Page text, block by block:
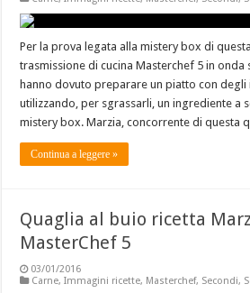
Per la prova legata alla mistery box di
trasmissione di cucina Masterchef 5 in onda
hanno dovuto preparare un piatto con
utilizzando, per sgrassarli, un ingrediente a
mistery box. Marzia, concorrente di questa
Continua a leggere »
Quaglia al buio ricetta
MasterChef 5
03/01/2016
Carne,Immagini ricette, Masterchef, Secondi,